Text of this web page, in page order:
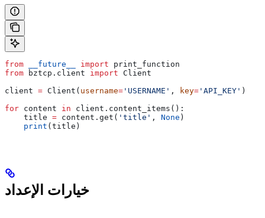
from __future__ import print_function
from bztcp.client import Client
client = Client( username= 'USERNAME' , key= 'API_KEY' )
for content in client.content_items():
    title
= content.get( 'title' , None )
    print
(title)
خيارات الإعداد